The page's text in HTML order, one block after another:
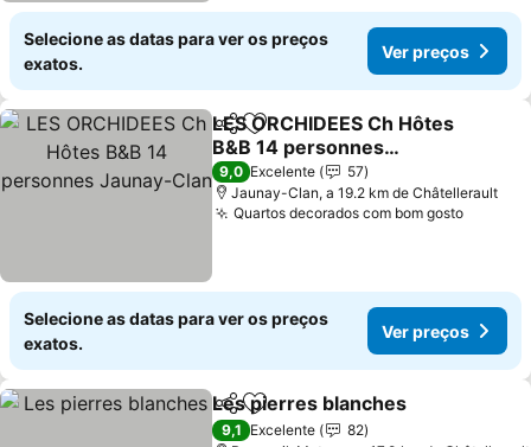
Selecione as datas para ver os preços
exatos.
Ver preços
PartilharAdicionar aos favoritos
LES ORCHIDEES Ch Hôtes
B&B 14 personnes
Jaunay-Clan
9,0 Excelente
57
Jaunay-Clan, a 19.2 km de Châtellerault
Quartos decorados com bom gosto
Selecione as datas para ver os preços
exatos.
Ver preços
PartilharAdicionar aos favoritos
Les pierres blanches
9,1 Excelente
82